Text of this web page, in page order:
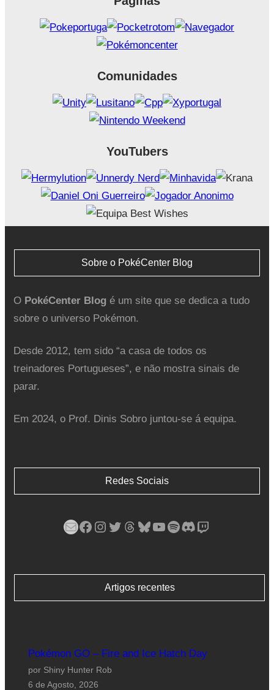
Comunidades
YouTubers
Sobre o PokéCenter Blog
O PokéCenter Blogé um site que se dedica a tudo
sobre o universo Pokémon.
Desde 2012, tem sido “a casa de todos os
treinadores Portugueses”, e não mostra sinais de
parar.
Em 2024, o Prof. Dinis Sobro juntou-se á equipa.
Redes Sociais
Mail Facebook Instagram Twitter Threads Bluesky YouTube Spotify Discord Twitch
Artigos recentes
Pokémon GO – Fire and Ice Hatch Day
por Shiny Hunter Rob
6 de Agosto, 2026